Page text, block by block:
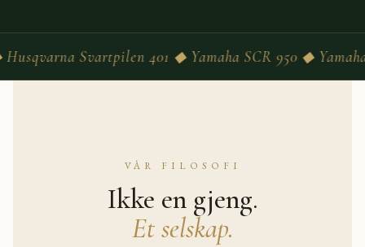
401 ◆ Yamaha SCR 950 ◆ Yamaha MT-07 ◆
VÅR FILOSOFI
Ikke en gjeng.
Et selskap.